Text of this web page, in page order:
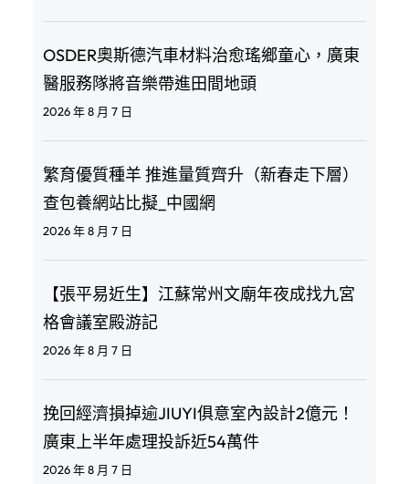
OSDER奧斯德汽車材料治愈瑤鄉童心，廣東
醫服務隊將音樂帶進田間地頭
2026 年 8 月 7 日
繁育優質種羊 推進量質齊升（新春走下層）
查包養網站比擬_中國網
2026 年 8 月 7 日
【張平易近生】江蘇常州文廟年夜成找九宮
格會議室殿游記
2026 年 8 月 7 日
挽回經濟損掉逾JIUYI俱意室內設計2億元！
廣東上半年處理投訴近54萬件
2026 年 8 月 7 日